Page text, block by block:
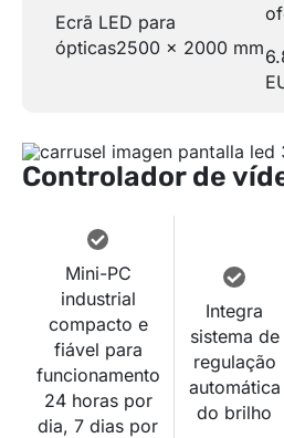
Ecrã LED para
ópticas2500 x 2000 mm
Controlador de
Mini-PC
industrial
compacto e
fiável para
funcionamento
24 horas por
dia, 7 dias por
Integra
sistema de
regulação
automática
do brilho